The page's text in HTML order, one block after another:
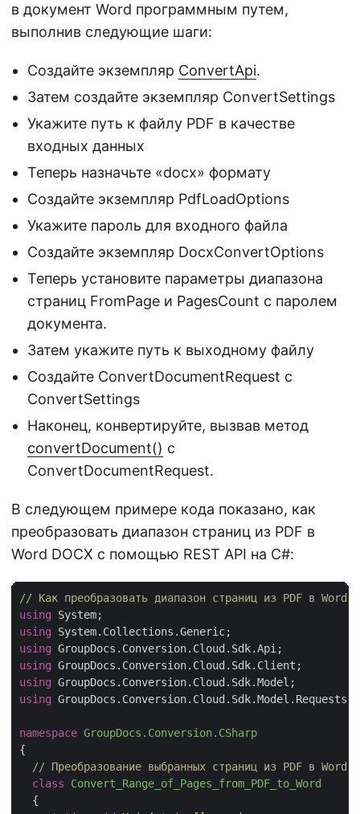
в документ Word программным путем,
выполнив следующие шаги:
Создайте экземпляр ConvertApi.
Затем создайте экземпляр ConvertSettings
Укажите путь к файлу PDF в качестве
входных данных
Теперь назначьте «docx» формату
Создайте экземпляр PdfLoadOptions
Укажите пароль для входного файла
Создайте экземпляр DocxConvertOptions
Теперь установите параметры диапазона
страниц FromPage и PagesCount с паролем
документа.
Затем укажите путь к выходному файлу
Создайте ConvertDocumentRequest с
ConvertSettings
Наконец, конвертируйте, вызвав метод
convertDocument() с
ConvertDocumentRequest.
В следующем примере кода показано, как
преобразовать диапазон страниц из PDF в
Word DOCX с помощью REST API на C#:
// Как преобразовать диапазон страниц из PDF в Word
using
using
using
using
using
using GroupDocs.Conversion.Cloud.Sdk.Model.Requests;
namespace GroupDocs.Conversion.CSharp
{
// Преобразование выбранных страниц из PDF в Word
class
Convert_Range_of_Pages_from_PDF_to_Word
  {